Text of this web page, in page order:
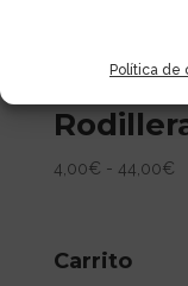
Política de
4,00€ - 44,00€
Carrito